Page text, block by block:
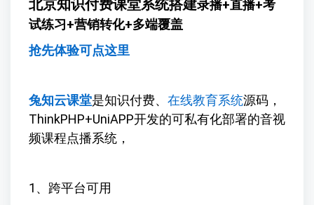
北京知识付费课堂系统搭建录播+直播+考
试练习+营销转化+多端覆盖
抢先体验可点这里
兔知云课堂是知识付费、 在线教育系统源码，
ThinkPHP+UniAPP开发的可私有化部署的音视
频课程点播系统，
1、跨平台可用